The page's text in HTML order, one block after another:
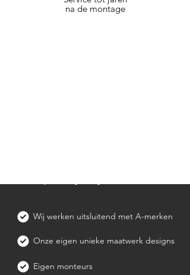
na de montage
Wij werken uitsluitend met A-merken
Onze eigen unieke maatwerk designs
Eigen monteurs